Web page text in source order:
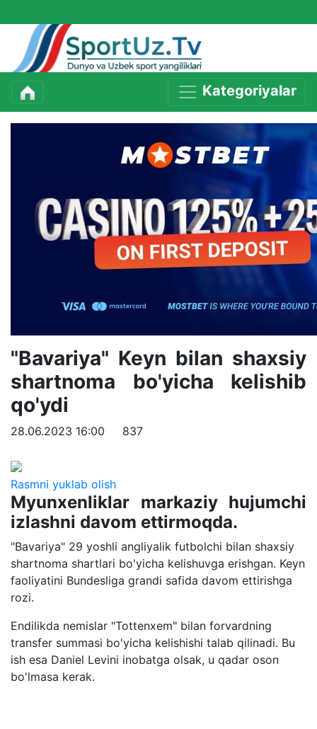
Kategoriyalar
"Bavariya" Keyn bilan shaxsiy
shartnoma bo'yicha kelishib
qo'ydi
28.06.2023 16:00 837
Rasmni yuklab olish
Myunxenliklar markaziy hujumchi
izlashni davom ettirmoqda.
"Bavariya" 29 yoshli angliyalik futbolchi bilan shaxsiy
shartnoma shartlari bo'yicha kelishuvga erishgan. Keyn
faoliyatini Bundesliga grandi safida davom ettirishga
rozi.
Endilikda nemislar "Tottenxem" bilan forvardning
transfer summasi bo'yicha kelishishi talab qilinadi. Bu
ish esa Daniel Levini inobatga olsak, u qadar oson
bo'lmasa kerak.